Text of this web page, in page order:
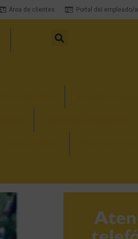
Área de clientes Portal del empleado/a